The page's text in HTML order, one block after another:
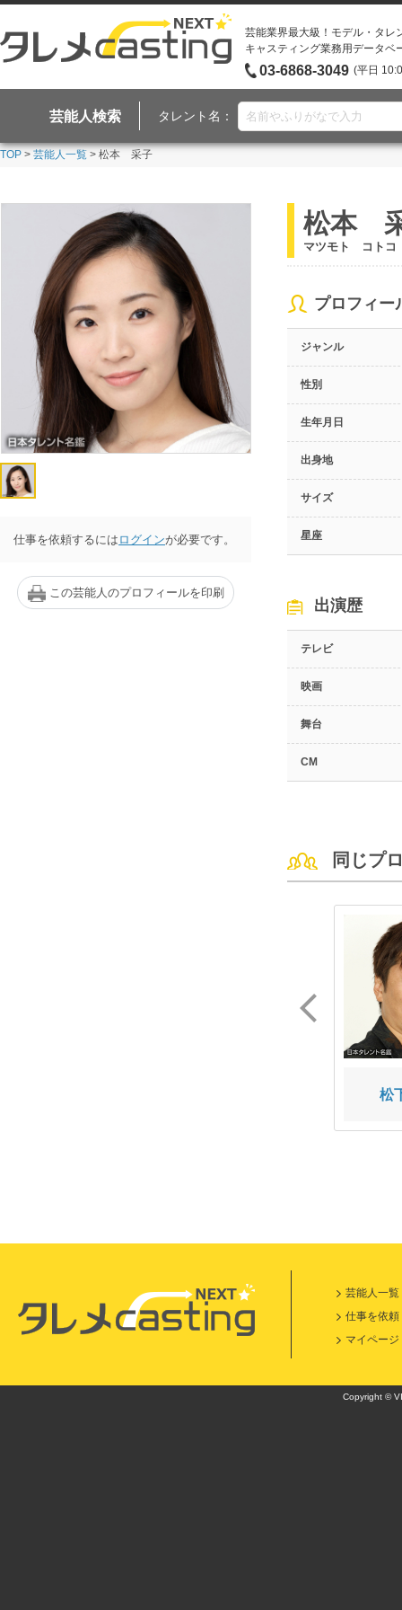
芸能業界最大級！モデル・タレ
キャスティング業務用データベ
03-6868-3049 (平日
芸能人検索 タレント名：
TOP > 芸能人一覧 > 松本 采子
仕事を依頼するには ログインが必要です。
この芸能人のプロフィールを印刷
松本
マツモト コトコ
プロフィー
ジャンル
性別
生年月日
出身地
サイズ
星座
出演歴
テレビ
映画
舞台
CM
同じプ
松
芸能人一覧
仕事を依頼
マイページ
Copyright ©